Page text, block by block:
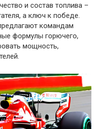
и состав топлива –
а ключ к победе.
командам
формулы горючего,
мощность,